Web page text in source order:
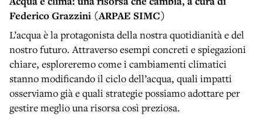
Federico Grazzini (ARPAE SIMC)
L’acqua è la protagonista della nostra quotidianità e del
nostro futuro. Attraverso esempi concreti e spiegazioni
chiare, esploreremo come i cambiamenti climatici
stanno modificando il ciclo dell’acqua, quali impatti
osserviamo già e quali strategie possiamo adottare per
gestire meglio una risorsa così preziosa.